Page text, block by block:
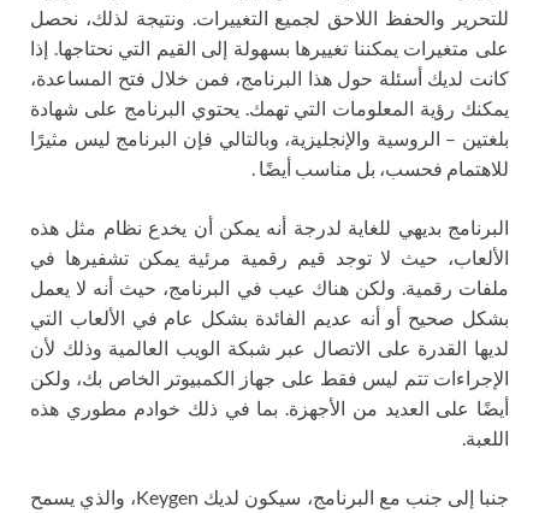
للتحرير والحفظ اللاحق لجميع التغييرات. ونتيجة لذلك، نحصل
على متغيرات يمكننا تغييرها بسهولة إلى القيم التي نحتاجها. إذا
كانت لديك أسئلة حول هذا البرنامج، فمن خلال فتح المساعدة،
يمكنك رؤية المعلومات التي تهمك. يحتوي البرنامج على شهادة
بلغتين – الروسية والإنجليزية، وبالتالي فإن البرنامج ليس مثيرًا
للاهتمام فحسب، بل مناسب أيضًا .
البرنامج بديهي للغاية لدرجة أنه يمكن أن يخدع نظام مثل هذه
الألعاب، حيث لا توجد قيم رقمية مرئية يمكن تشفيرها في
ملفات رقمية. ولكن هناك عيب في البرنامج، حيث أنه لا يعمل
بشكل صحيح أو أنه عديم الفائدة بشكل عام في الألعاب التي
لديها القدرة على الاتصال عبر شبكة الويب العالمية وذلك لأن
الإجراءات تتم ليس فقط على جهاز الكمبيوتر الخاص بك، ولكن
أيضًا على العديد من الأجهزة. بما في ذلك خوادم مطوري هذه
اللعبة.
جنبا إلى جنب مع البرنامج، سيكون لديك Keygen، والذي يسمح